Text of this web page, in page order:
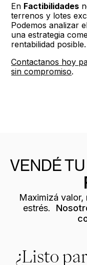
En Factibilidades
terrenos y lotes
Podemos analizar
una estrategia
rentabilidad posible.
Contactanos hoy
sin compromiso.
VENDÉ
Maximizá
estrés.
¿Listo